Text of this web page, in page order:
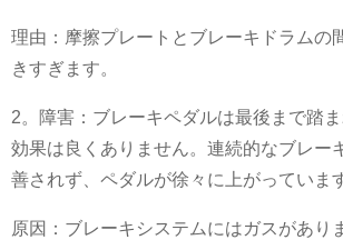
理由：摩擦プレートとブレーキドラムの
きすぎます。
2。障害：ブレーキペダルは最後まで踏
効果は良くありません。連続的なブレー
善されず、ペダルが徐々に上がっていま
原因：ブレーキシステムにはガスがあり